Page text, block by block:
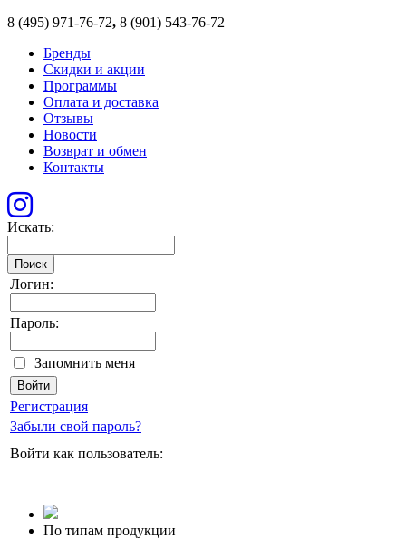
8 (495) 971-76-72, 8 (901) 543-76-72
Бренды
Скидки и акции
Программы
Оплата и доставка
Отзывы
Новости
Возврат и обмен
Контакты
Искать:
Поиск
Логин:
Пароль:
Запомнить меня
Регистрация
Забыли свой пароль?
Войти как пользователь:
По типам продукции